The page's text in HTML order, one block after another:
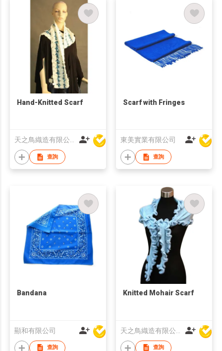
Hand-Knitted Scarf
天之鳥織造有限公司
查詢
Scarf with Fringes
東美實業有限公司
查詢
Bandana
顯和有限公司
查詢
Knitted Mohair Scarf
查詢